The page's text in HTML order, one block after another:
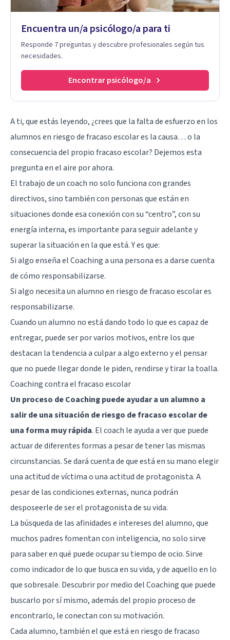
Encuentra un/a psicólogo/a para ti
Responde 7 preguntas y descubre profesionales según tus
necesidades.
Encontrar psicólogo/a
A ti, que estás leyendo, ¿crees que la falta de esfuerzo en los
alumnos en riesgo de fracaso escolar es la causa… o la
consecuencia del propio fracaso escolar? Dejemos esta
pregunta en el aire por ahora.
El trabajo de un coach no solo funciona con grandes
directivos, sino también con personas que están en
situaciones donde esa conexión con su “centro”, con su
energía interna, es importante para seguir adelante y
superar la situación en la que está. Y es que:
Si algo enseña elCoachinga una persona es a darse cuenta
de cómo responsabilizarse.
Si algo necesita un alumno en riesgo de fracaso escolar es
responsabilizarse.
Cuando un alumno no está dando todo lo que es capaz de
entregar, puede ser por varios motivos, entre los que
destacan la tendencia a culpar a algo externo y el pensar
que no puede llegar donde le piden, rendirse y tirar la toalla.
Coaching contra el fracaso escolar
Un proceso de Coaching puede ayudar a un alumno a
salir de una situación de riesgo de fracaso escolar de
una forma muy rápida. El coach le ayuda a ver que puede
actuar de diferentes formas a pesar de tener las mismas
circunstancias. Se dará cuenta de que está en su mano elegir
una actitud de víctima o una actitud de protagonista. A
pesar de las condiciones externas, nunca podrán
desposeerle de ser el protagonista de su vida.
La búsqueda de las afinidades e intereses del alumno, que
muchos padres fomentan con inteligencia, no solo sirve
para saber en qué puede ocupar su tiempo de ocio. Sirve
como indicador de lo que busca en su vida, y de aquello en lo
que sobresale. Descubrir por medio del Coaching que puede
buscarlo por sí mismo, además del propio proceso de
encontrarlo, le conectan con su motivación.
Cada alumno, también el que está en riesgo de fracaso